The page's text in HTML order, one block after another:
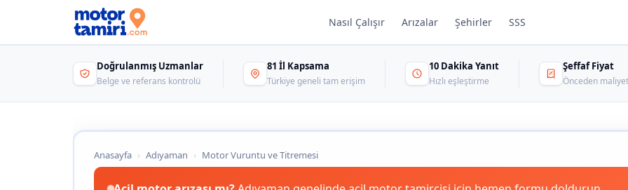
Nasıl Çalışır Arızalar Şehirler SSS
Doğrulanmış Uzmanlar
Belge ve referans kontrolü
81 İl Kapsama
Türkiye geneli tam erişim
10 Dakika Yanıt
Hızlı eşleştirme
Şeffaf Fiyat
Önceden
Anasayfa › Adıyaman › Motor Vuruntu ve Titremesi